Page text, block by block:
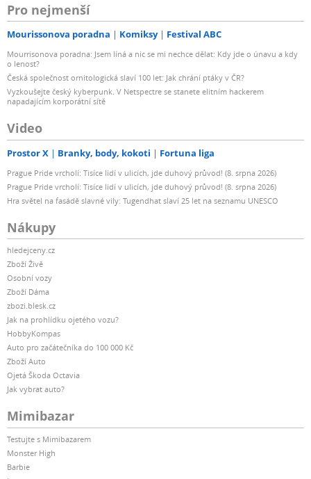
Pro nejmenší
Mourissonova poradna Komiksy Festival ABC
Mourrisonova poradna: Jsem líná a nic se mi nechce dělat: Kdy jde o únavu a kdy
o lenost?
Česká společnost ornitologická slaví 100 let: Jak chrání ptáky v ČR?
Vyzkoušejte český kyberpunk. V Netspectre se stanete elitním hackerem
napadajícím korporátní sítě
Video
Prostor X Branky, body, kokoti Fortuna liga
Prague Pride vrcholí: Tisíce lidí v ulicích, jde duhový průvod! (8. srpna 2026)
Prague Pride vrcholí: Tisíce lidí v ulicích, jde duhový průvod! (8. srpna 2026)
Hra světel na fasádě slavné vily: Tugendhat slaví 25 let na seznamu UNESCO
Nákupy
hledejceny.cz
Zboží Živě
Osobní vozy
Zboží Dáma
zbozi.blesk.cz
Jak na prohlídku ojetého vozu?
HobbyKompas
Auto pro začátečníka do 100 000 Kč
Zboží Auto
Ojetá Škoda Octavia
Jak vybrat auto?
Mimibazar
Testujte s Mimibazarem
Monster High
Barbie